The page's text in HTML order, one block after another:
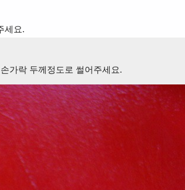
세요.
가락 두께정도로 썰어주세요.